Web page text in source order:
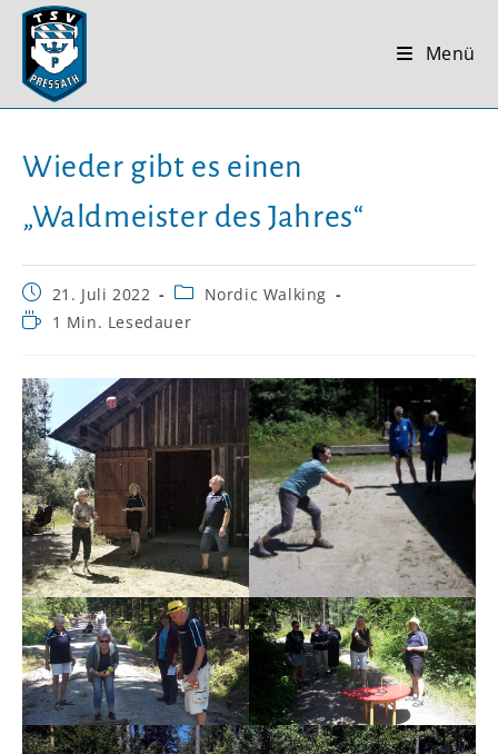
Zum
Inhalt
springen
Menü
Wieder gibt es einen
„Waldmeister des Jahres“
Beitrag
veröffentlicht:
21. Juli 2022
Beitrags-
Nordic Walking
Lesedauer:
1 Min. Lesedauer